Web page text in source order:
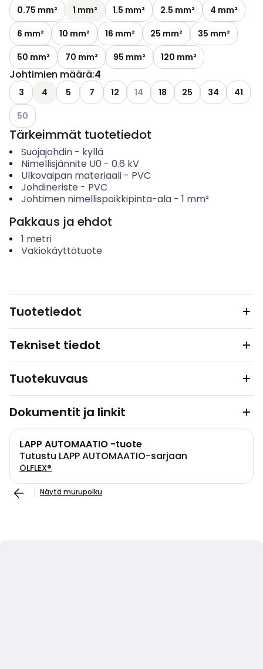
0.75 mm² 1 mm² 1.5 mm² 2.5 mm²
4 mm²
6 mm²
10 mm² 16 mm² 25 mm²
35 mm²
50 mm²
70 mm² 95 mm² 120 mm²
Johtimien määrä:4
3 4 5 7 12 Katso käytettävissä olevat
14 18 25 34
41
Katso käytettävissä olevat vaihtoehdot
50
Tärkeimmät tuotetiedot
Suojajohdin- kyllä
Nimellisjännite U0 - 0.6 kV
Ulkovaipan materiaali- PVC
Johdineriste - PVC
Johtimen nimellispoikkipinta-ala- 1 mm²
Pakkaus ja ehdot
1 metri
Vakiokäyttötuote
Tuotetiedot
Tekniset tiedot
Tuotekuvaus
Dokumentit ja linkit
LAPP AUTOMAATIO -tuote
Tutustu LAPP AUTOMAATIO-sarjaan
ÖLFLEX®
Näytä murupolku